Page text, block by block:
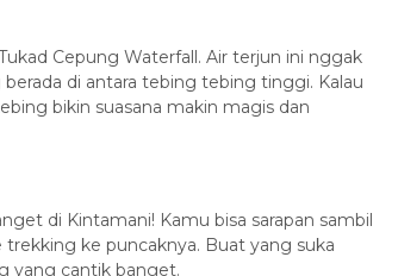
Cepung Waterfall. Air terjun ini nggak
di antara tebing tebing tinggi. Kalau
bikin suasana makin magis dan
di Kintamani! Kamu bisa sarapan sambil
ke puncaknya. Buat yang suka
yang cantik banget.